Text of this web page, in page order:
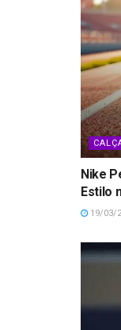
Nike
Estilo
19/03/